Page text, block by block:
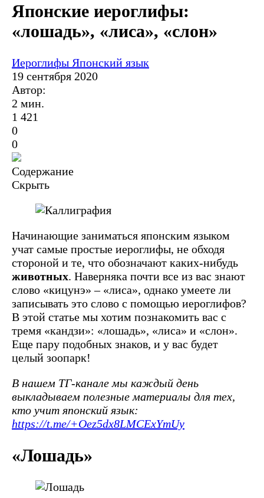
Японские иероглифы:
«лошадь», «лиса», «слон»
Иероглифы Японский язык
19 сентября 2020
Автор:
2 мин.
1 421
0
0
Содержание
Скрыть
Начинающие заниматься японским языком
учат самые простые иероглифы, не обходя
стороной и те, что обозначают каких-нибудь
животных. Наверняка почти все из вас знают
слово «кицунэ» – «лиса», однако умеете ли
записывать это слово с помощью иероглифов?
В этой статье мы хотим познакомить вас с
тремя «кандзи»: «лошадь», «лиса» и «слон».
Еще пару подобных знаков, и у вас будет
целый зоопарк!
В нашем ТГ-канале мы каждый день
выкладываем полезные материалы для тех,
кто учит японский язык:
https://t.me/+Oez5dx8LMCExYmUy
«Лошадь»